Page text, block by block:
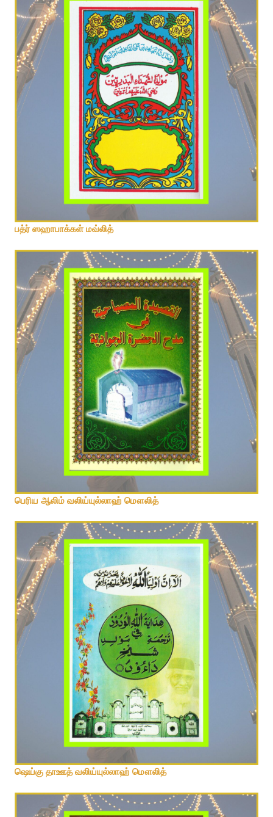
பத்ர் ஸஹாபாக்கள் மவ்லித்
பெரிய ஆலிம் வலிய்யுல்லாஹ் மௌலித்
ஷெய்கு தாஊத் வலிய்யுல்லாஹ் மௌலித்